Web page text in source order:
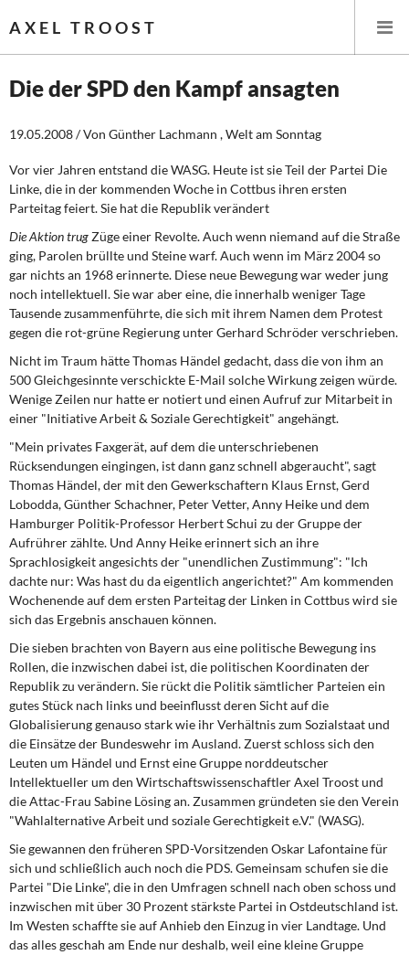
AXEL TROOST
Themen
Leitlinien linker Wirtschafts- und Finanzpolitik
Wirtschaftspolitik
Steuer- und Finanzpolitik
Öffentliche Infrastruktur und Daseinsvorsorge
Eurokrise und Griechenland
DIE LINKE
Weitere Themen
Memo-Gruppe
Institut Solidarische Moderne
Rosa-Luxemburg-Stiftung
Über mich
Kontakt
Die der SPD den Kampf ansagten
19.05.2008 / Von Günther Lachmann , Welt am Sonntag
Vor vier Jahren entstand die WASG. Heute ist sie Teil der Partei Die
Linke, die in der kommenden Woche in Cottbus ihren ersten
Parteitag feiert. Sie hat die Republik verändert
Die Aktion trugZüge einer Revolte. Auch wenn niemand auf die Straße
ging, Parolen brüllte und Steine warf. Auch wenn im März 2004 so
gar nichts an 1968 erinnerte. Diese neue Bewegung war weder jung
noch intellektuell. Sie war aber eine, die innerhalb weniger Tage
Tausende zusammenführte, die sich mit ihrem Namen dem Protest
gegen die rot-grüne Regierung unter Gerhard Schröder verschrieben.
Nicht im Traum hätte Thomas Händel gedacht, dass die von ihm an
500 Gleichgesinnte verschickte E-Mail solche Wirkung zeigen würde.
Wenige Zeilen nur hatte er notiert und einen Aufruf zur Mitarbeit in
einer "Initiative Arbeit & Soziale Gerechtigkeit" angehängt.
"Mein privates Faxgerät, auf dem die unterschriebenen
Rücksendungen eingingen, ist dann ganz schnell abgeraucht", sagt
Thomas Händel, der mit den Gewerkschaftern Klaus Ernst, Gerd
Lobodda, Günther Schachner, Peter Vetter, Anny Heike und dem
Hamburger Politik-Professor Herbert Schui zu der Gruppe der
Aufrührer zählte. Und Anny Heike erinnert sich an ihre
Sprachlosigkeit angesichts der "unendlichen Zustimmung": "Ich
dachte nur: Was hast du da eigentlich angerichtet?" Am kommenden
Wochenende auf dem ersten Parteitag der Linken in Cottbus wird sie
sich das Ergebnis anschauen können.
Die sieben brachten von Bayern aus eine politische Bewegung ins
Rollen, die inzwischen dabei ist, die politischen Koordinaten der
Republik zu verändern. Sie rückt die Politik sämtlicher Parteien ein
gutes Stück nach links und beeinflusst deren Sicht auf die
Globalisierung genauso stark wie ihr Verhältnis zum Sozialstaat und
die Einsätze der Bundeswehr im Ausland. Zuerst schloss sich den
Leuten um Händel und Ernst eine Gruppe norddeutscher
Intellektueller um den Wirtschaftswissenschaftler Axel Troost und
die Attac-Frau Sabine Lösing an. Zusammen gründeten sie den Verein
"Wahlalternative Arbeit und soziale Gerechtigkeit e.V." (WASG).
Sie gewannen den früheren SPD-Vorsitzenden Oskar Lafontaine für
sich und schließlich auch noch die PDS. Gemeinsam schufen sie die
Partei "Die Linke", die in den Umfragen schnell nach oben schoss und
inzwischen mit über 30 Prozent stärkste Partei in Ostdeutschland ist.
Im Westen schaffte sie auf Anhieb den Einzug in vier Landtage. Und
das alles geschah am Ende nur deshalb, weil eine kleine Gruppe